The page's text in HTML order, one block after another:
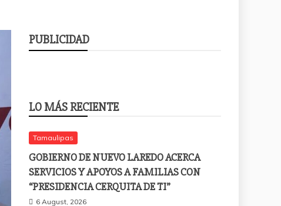
PUBLICIDAD
LO MÁS RECIENTE
Tamaulipas
GOBIERNO DE NUEVO LAREDO ACERCA
SERVICIOS Y APOYOS A FAMILIAS CON
“PRESIDENCIA CERQUITA DE TI”
6 August, 2026